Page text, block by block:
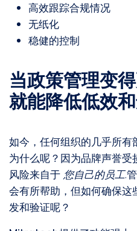
高效跟踪合规情况
无纸化
稳健的控制
当政策管理变
就能降低低效
如今，任何组织的几乎所有
为什么呢？因为品牌声誉
风险来自于 您自己的员工.
会有所帮助，但如何确保
发和验证呢？